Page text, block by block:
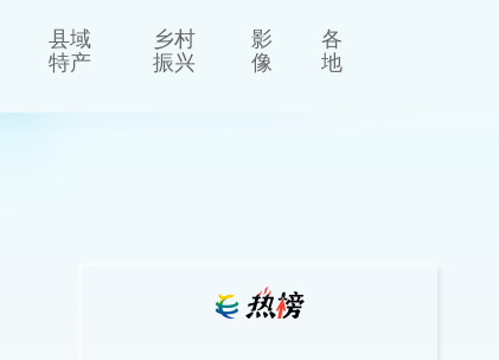
县域
特产
乡村
振兴
影
像
各
地